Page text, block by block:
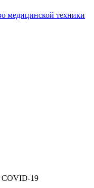
медицинской техники
COVID-19